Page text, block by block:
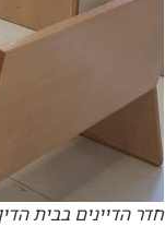
חדר הדיינים בבית